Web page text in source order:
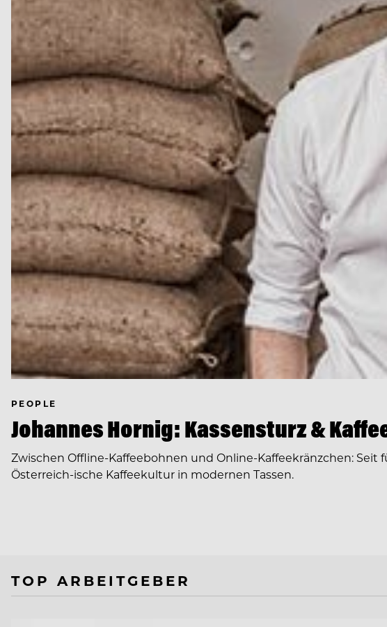
PEOPLE
Johannes Hornig: Kassensturz &
Zwischen Offline-Kaffeebohnen und Online-Kaffeekränzchen:
Österreich-ische Kaffeekultur in modernen Tassen.
TOP ARBEITGEBER